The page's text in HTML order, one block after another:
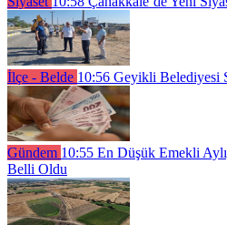
İlçe - Belde 10:56 Geyikli Belediyesi
Gündem 10:55 En Düşük Emekli
Belli Oldu